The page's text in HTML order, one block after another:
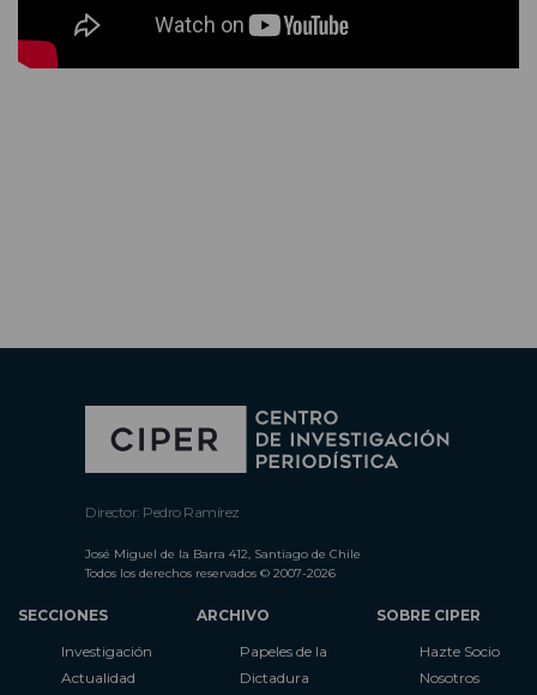
Director: Pedro Ramírez
José Miguel de la Barra 412, Santiago de Chile
Todos los derechos reservados © 2007-2026
SECCIONES
Investigación
Actualidad
ARCHIVO
Papeles de la
Dictadura
SOBRE CIPER
Hazte Socio
Nosotros